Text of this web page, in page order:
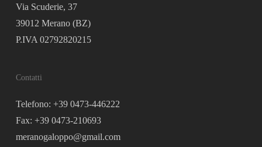
Via Scuderie, 37
39012 Merano (BZ)
P.IVA 02792820215
Contatti
Telefono: +39 0473-446222
Fax: +39 0473-210693
meranogaloppo@gmail.com